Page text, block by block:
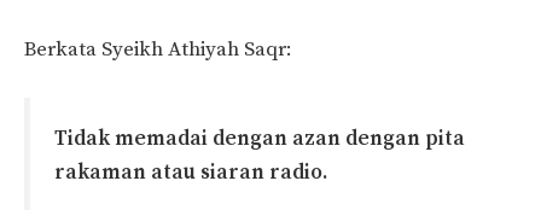
Berkata Syeikh Athiyah Saqr:
Tidak memadai dengan azan dengan pita
rakaman atau siaran radio.